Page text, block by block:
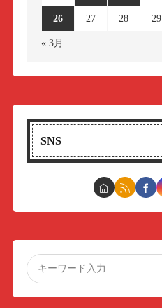
26 27 28 29
« 3月
SNS